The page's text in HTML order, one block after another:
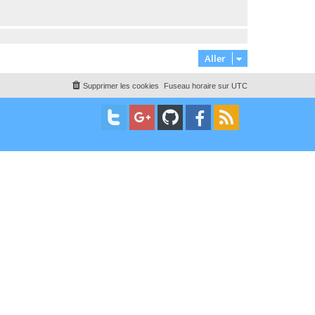
Aller
Fuseau horaire sur UTC
Supprimer les cookies